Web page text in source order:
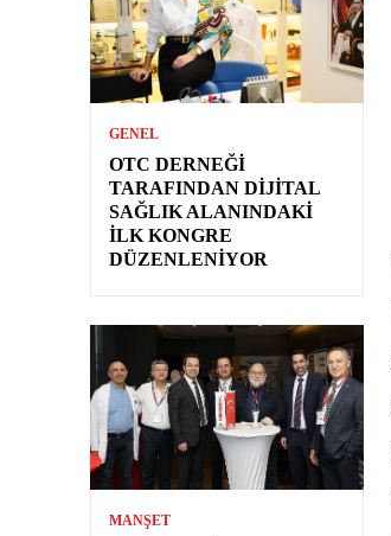
GENEL
OTC DERNEĞI
TARAFINDAN DIJITAL
SAĞLIK ALANINDAKI
İLK KONGRE
DÜZENLENIYOR
MANŞET